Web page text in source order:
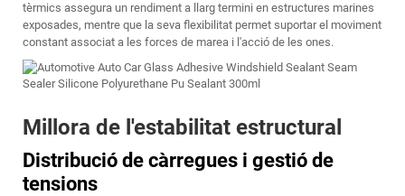
tèrmics assegura un rendiment a llarg termini en estructures marines
exposades, mentre que la seva flexibilitat permet suportar el moviment
constant associat a les forces de marea i l'acció de les ones.
Millora de l'estabilitat estructural
Distribució de càrregues i gestió de
tensions